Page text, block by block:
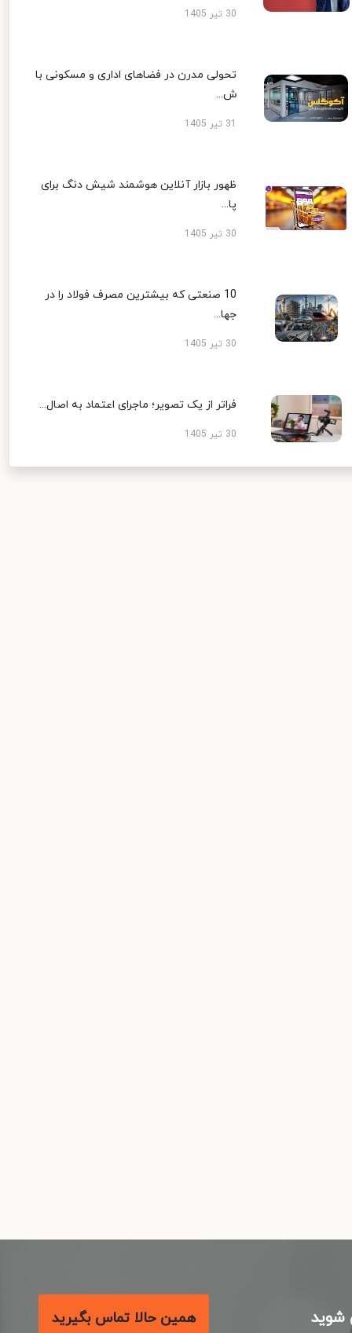
30 تیر 1405
تحولی مدرن در فضاهای اداری و مسکونی با
ش...
ظهور بازار آنلاین هوشمند شیش دنگ برای
پا...
30 تیر 1405
10 صنعتی که بیشترین مصرف فولاد را در
جها...
30 تیر 1405
فراتر از یک تصویر؛ ماجرای اعتماد به اصال...
30 تیر 1405
همین حالا تماس بگیرید